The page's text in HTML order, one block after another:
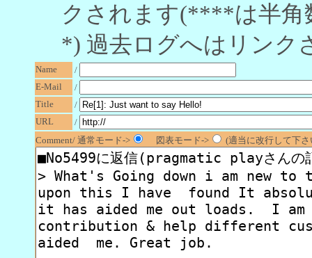
クされます(****は半角
*) 過去ログへはリンク
Name
/
E-Mail
/
Title
/
URL
/
Comment/ 通常モード->
図表モード-> (適当に改行して下